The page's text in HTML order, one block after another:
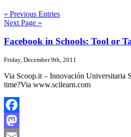
« Previous Entries
Next Page »
Facebook in Schools: Tool or
Friday, December 9th, 2011
Via Scoop.it – Innovación Universitaria
time?Via www.scilearn.com
Facebook